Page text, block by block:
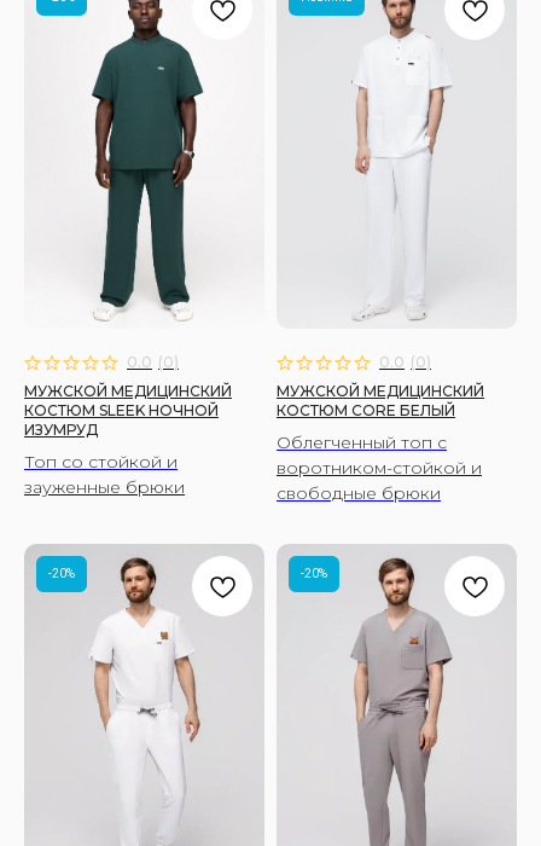
0.0 (0)
МУЖСКОЙ МЕДИЦИНСКИЙ
КОСТЮМ SLEEK НОЧНОЙ
ИЗУМРУД
Топ со стойкой и
зауженные брюки
0.0 (0)
МУЖСКОЙ МЕДИЦИНСКИЙ
КОСТЮМ CORE БЕЛЫЙ
Облегченный топ с
воротником-стойкой и
свободные брюки
-20% -20%